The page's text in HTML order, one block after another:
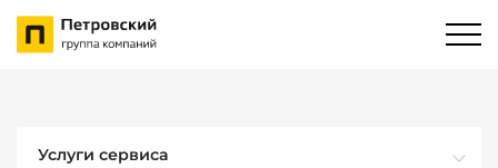
Услуги сервиса